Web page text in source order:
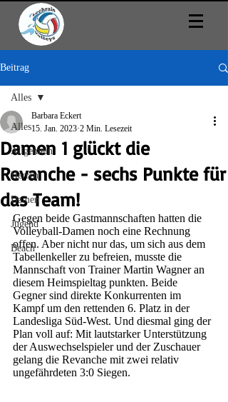
Beitrag
Alles
Allgemein
Herren
Damen
Jugend
Beach
Alles
Damen 1 glückt die
Revanche - sechs Punkte für
das Team!
Barbara Eckert
15. Jan. 2023 2 Min. Lesezeit
Gegen beide Gastmannschaften hatten die
Volleyball-Damen noch eine Rechnung
offen. Aber nicht nur das, um sich aus dem
Tabellenkeller zu befreien, musste die
Mannschaft von Trainer Martin Wagner an
diesem Heimspieltag punkten. Beide
Gegner sind direkte Konkurrenten im
Kampf um den rettenden 6. Platz in der
Landesliga Süd-West. Und diesmal ging der
Plan voll auf: Mit lautstarker Unterstützung
der Auswechselspieler und der Zuschauer
gelang die Revanche mit zwei relativ
ungefährdeten 3:0 Siegen.